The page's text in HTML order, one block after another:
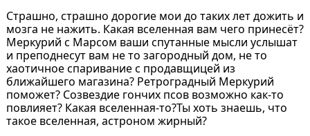
Страшно, страшно дорогие мои до таких лет дожить и
мозга не нажить. Какая вселенная вам чего принесёт?
Меркурий с Марсом ваши спутанные мысли услышат
и преподнесут вам не то загородный дом, не то
хаотичное спаривание с продавщицей из
ближайшего магазина? Ретроградный Меркурий
поможет? Созвездие гончих псов возможно как-то
повлияет? Какая вселенная-то?Ты хоть знаешь, что
такое вселенная, астроном жирный?